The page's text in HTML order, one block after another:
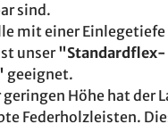
sind.
mit einer Einlegetiefe
unser"Standardflex-
geeignet.
geringen Höhe hat der
Federholzleisten.